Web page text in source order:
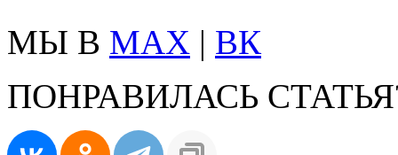
МЫ В MAX | ВК
ПОНРАВИЛАСЬ